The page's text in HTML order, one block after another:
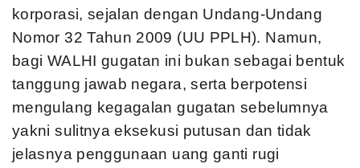
korporasi, sejalan dengan Undang-Undang
Nomor 32 Tahun 2009 (UU PPLH). Namun,
bagi WALHI gugatan ini bukan sebagai bentuk
tanggung jawab negara, serta berpotensi
mengulang kegagalan gugatan sebelumnya
yakni sulitnya eksekusi putusan dan tidak
jelasnya penggunaan uang ganti rugi